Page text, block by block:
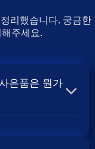
리했습니다. 궁금한
주세요.
은품은 뭔가